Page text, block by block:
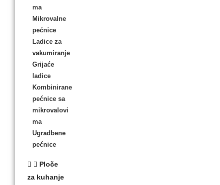
ma
Mikrovalne
pećnice
Ladice za
vakumiranje
Grijaće
ladice
Kombinirane
pećnice sa
mikrovalovi
ma
Ugradbene
pećnice
Ploče
za kuhanje